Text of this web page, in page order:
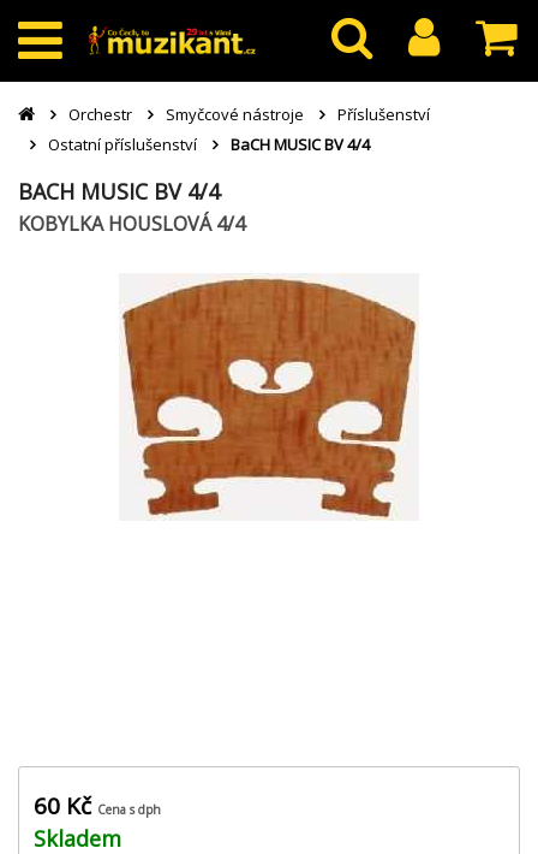
Orchestr Smyčcové nástroje
Příslušenství
Ostatní příslušenství
BaCH MUSIC BV 4/4
BACH MUSIC BV 4/4
KOBYLKA HOUSLOVÁ 4/4
60 Kč Cena s dph
Skladem